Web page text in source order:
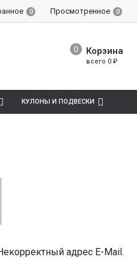
0 Просмотренное 0
Корзина
всего 0 ₽
КУЛОНЫ И ПОДВЕСКИ
адрес E-Mail.